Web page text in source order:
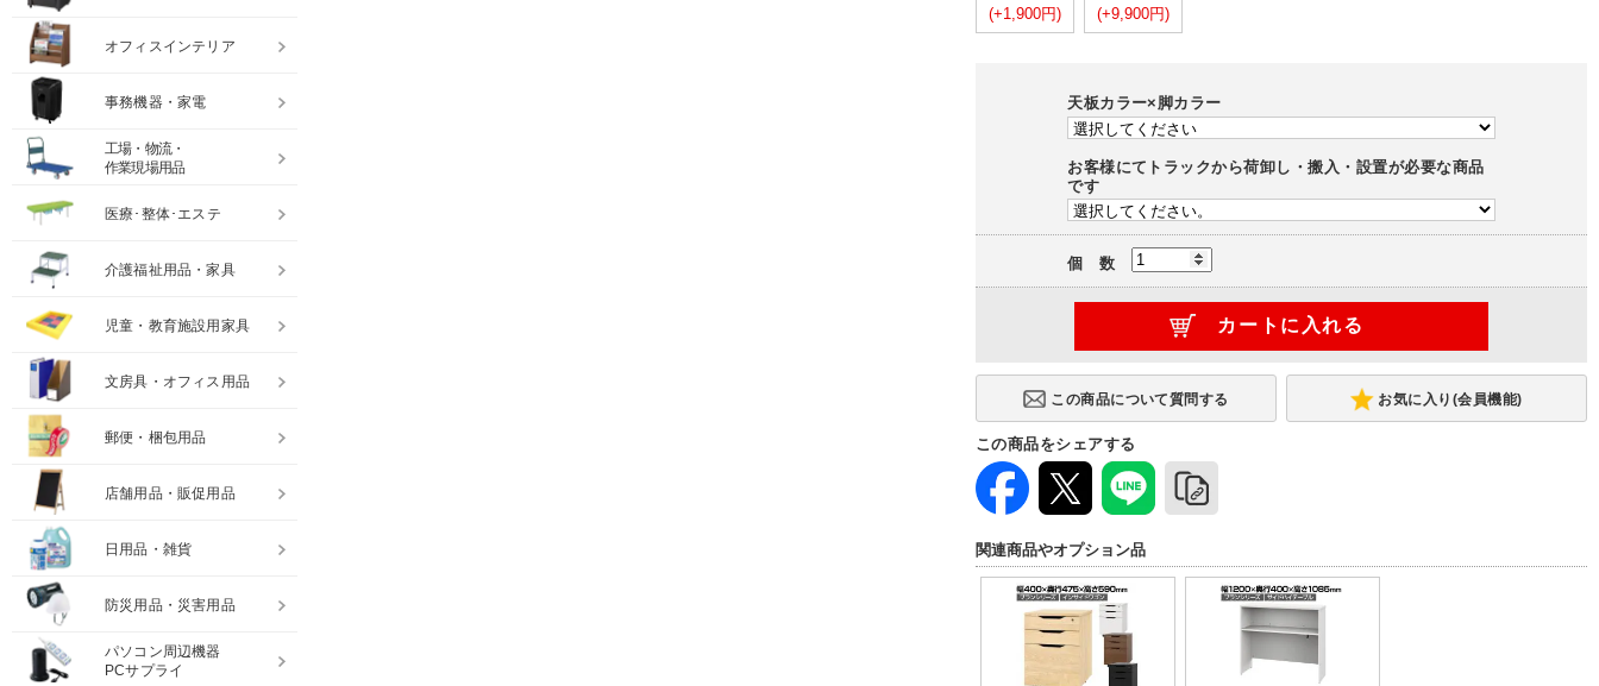
(+1,900円)
(+9,900円)
天板カラー×脚カラー
お客様にてトラックから荷卸し・搬入・設置が必要な商品
です
個 数
お気に入り(会員機能)
この商品をシェアする
関連商品やオプション品
オフィスインテリア
事務機器・家電
工場・物流・
作業現場用品
医療･整体･エステ
介護福祉用品・家具
児童・教育施設用家具
文房具・オフィス用品
郵便・梱包用品
店舗用品・販促用品
日用品・雑貨
防災用品・災害用品
パソコン周辺機器
PCサプライ